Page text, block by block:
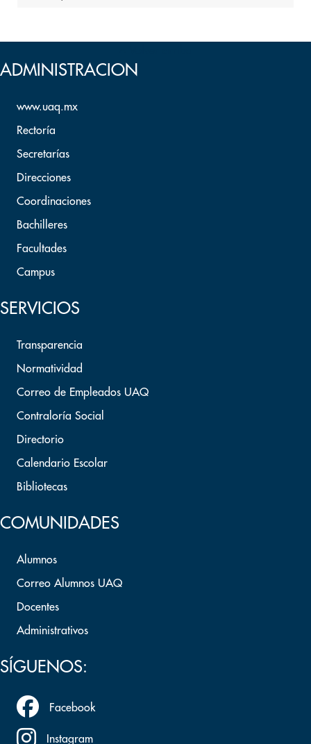
ADMINISTRACION
www.uaq.mx
Rectoría
Secretarías
Direcciones
Coordinaciones
Bachilleres
Facultades
Campus
SERVICIOS
Transparencia
Normatividad
Correo de Empleados UAQ
Contraloría Social
Directorio
Calendario Escolar
Bibliotecas
COMUNIDADES
Alumnos
Correo Alumnos UAQ
Docentes
Administrativos
SÍGUENOS:
Facebook
Instagram